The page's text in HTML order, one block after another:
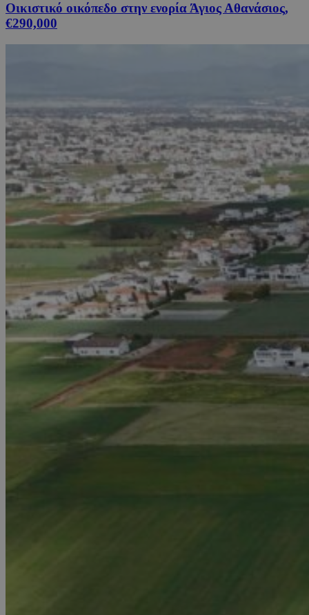
Οικιστικό οικόπεδο στην ενορία Άγιος Αθανάσιος,
€290,000